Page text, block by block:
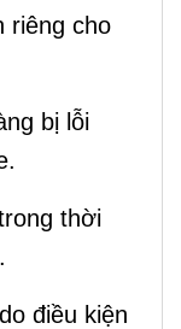
riêng cho
bị lỗi
thời
điều kiện